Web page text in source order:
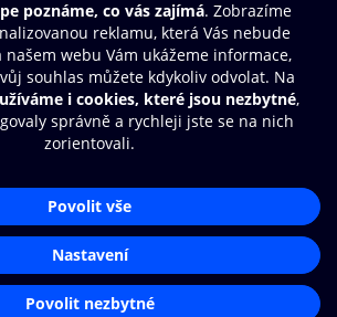
a.s.
osobních údajů
Aplikace O2 Knihovna
Čti a poslouchej své e-knihy a
audioknihy rychleji a pohodlněji.